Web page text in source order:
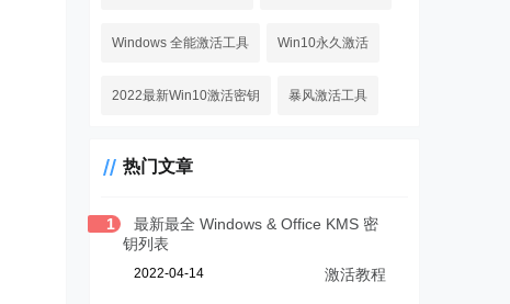
Windows 全能激活工具 Win10永久激活
2022最新Win10激活密钥 暴风激活工具
热门文章
1
最新最全 Windows & Office KMS 密
钥列表
2022-04-14 激活教程